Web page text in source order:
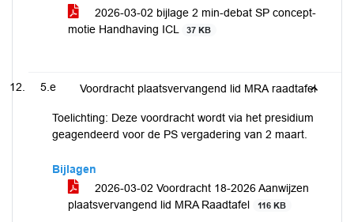
2026-03-02 bijlage 2 min-debat SP concept-
motie Handhaving ICL
37 KB
5.e Voordracht plaatsvervangend lid MRA raadtafel
Toelichting: Deze voordracht wordt via het presidium
geagendeerd voor de PS vergadering van 2 maart.
Bijlagen
2026-03-02 Voordracht 18-2026 Aanwijzen
plaatsvervangend lid MRA Raadtafel
116 KB